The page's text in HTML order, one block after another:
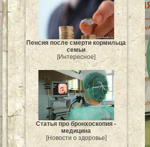
Пенсия после смерти кормильца
семьи
[Интересное]
Статья про бронхоскопия -
медицина
[Новости о здоровье]